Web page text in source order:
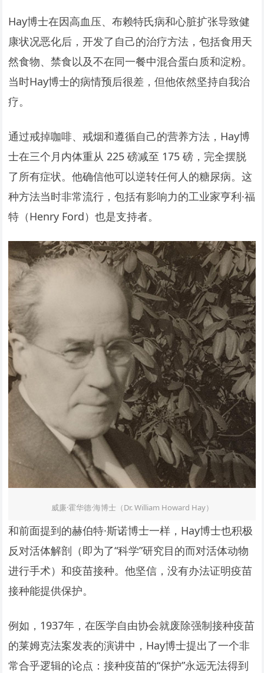
Hay博士在因高血压、布赖特氏病和心脏扩张导致健
康状况恶化后，开发了自己的治疗方法，包括食用天
然食物、禁食以及不在同一餐中混合蛋白质和淀粉。
当时Hay博士的病情预后很差，但他依然坚持自我治
疗。
通过戒掉咖啡、戒烟和遵循自己的营养方法，Hay博
士在三个月内体重从 225 磅减至 175 磅，完全摆脱
了所有症状。他确信他可以逆转任何人的糖尿病。这
种方法当时非常流行，包括有影响力的工业家亨利·福
特（Henry Ford）也是支持者。
威廉·霍华德·海博士（Dr. William Howard Hay）
和前面提到的赫伯特·斯诺博士一样，Hay博士也积极
反对活体解剖（即为了“科学”研究目的而对活体动物
进行手术）和疫苗接种。他坚信，没有办法证明疫苗
接种能提供保护。
例如，1937年，在医学自由协会就废除强制接种疫苗
的莱姆克法案发表的演讲中，Hay博士提出了一个非
常合乎逻辑的论点：接种疫苗的“保护”永远无法得到